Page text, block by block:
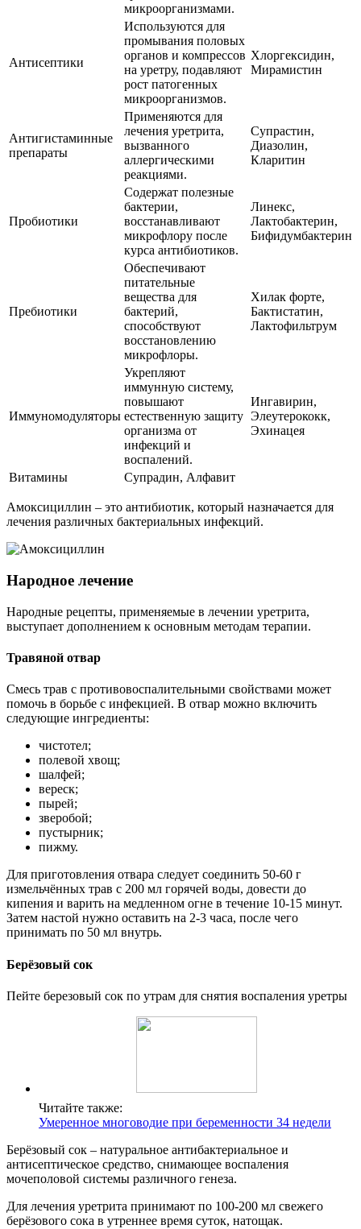
микроорганизмами.
Антисептики
Используются для
промывания половых
органов и компрессов
на уретру, подавляют
рост патогенных
микроорганизмов.
Хлоргексидин,
Мирамистин
Антигистаминные
препараты
Применяются для
лечения уретрита,
вызванного
аллергическими
реакциями.
Супрастин,
Диазолин,
Кларитин
Пробиотики
Содержат полезные
бактерии,
восстанавливают
микрофлору после
курса антибиотиков.
Линекс,
Лактобактерин,
Бифидумбактерин
Пребиотики
Обеспечивают
питательные
вещества для
бактерий,
способствуют
восстановлению
микрофлоры.
Хилак форте,
Бактистатин,
Лактофильтрум
Иммуномодуляторы
Укрепляют
иммунную систему,
повышают
естественную защиту
организма от
инфекций и
воспалений.
Ингавирин,
Элеутерококк,
Эхинацея
Витамины Супрадин, Алфавит
Амоксициллин – это антибиотик, который назначается для
лечения различных бактериальных инфекций.
Народное лечение
Народные рецепты, применяемые в лечении уретрита,
выступает дополнением к основным методам терапии.
Травяной отвар
Смесь трав с противовоспалительными свойствами может
помочь в борьбе с инфекцией. В отвар можно включить
следующие ингредиенты:
чистотел;
полевой хвощ;
шалфей;
вереск;
пырей;
зверобой;
пустырник;
пижму.
Для приготовления отвара следует соединить 50-60 г
измельчённых трав с 200 мл горячей воды, довести до
кипения и варить на медленном огне в течение 10-15 минут.
Затем настой нужно оставить на 2-3 часа, после чего
принимать по 50 мл внутрь.
Берёзовый сок
Пейте березовый сок по утрам для снятия воспаления уретры
Читайте также:
Умеренное многоводие при беременности 34 недели
Берёзовый сок – натуральное антибактериальное и
антисептическое средство, снимающее воспаления
мочеполовой системы различного генеза.
Для лечения уретрита принимают по 100-200 мл свежего
берёзового сока в утреннее время суток, натощак.